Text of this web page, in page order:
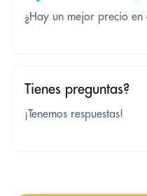
¿Hay un mejor precio
Tienes preguntas?
¡Tenemos respuestas!